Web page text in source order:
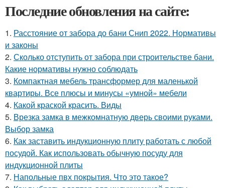
Последние обновления на сайте:
1. Расстояние от забора до бани Снип 2022. Нормативы
и законы
2. Сколько отступить от забора при строительстве бани.
Какие нормативы нужно соблюдать
3. Компактная мебель трансформер для маленькой
квартиры. Все плюсы и минусы «умной» мебели
4. Какой краской красить. Виды
5. Врезка замка в межкомнатную дверь своими руками.
Выбор замка
6. Как заставить индукционную плиту работать с любой
посудой. Как использовать обычную посуду для
индукционной плиты
7. Напольные пвх покрытия. Что это такое?